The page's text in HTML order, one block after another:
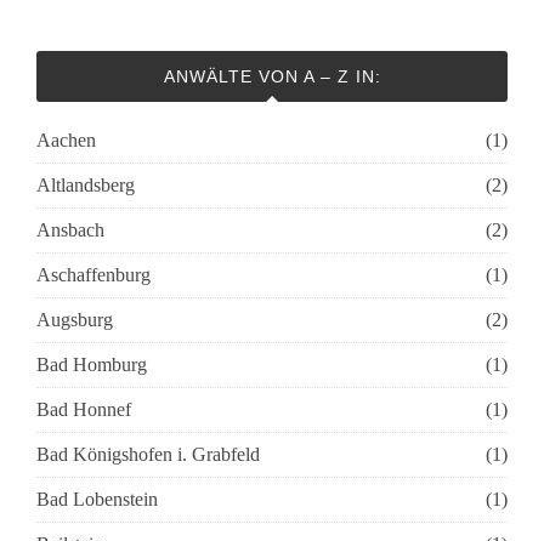
ANWÄLTE VON A – Z IN:
Aachen (1)
Altlandsberg (2)
Ansbach (2)
Aschaffenburg (1)
Augsburg (2)
Bad Homburg (1)
Bad Honnef (1)
Bad Königshofen i. Grabfeld (1)
Bad Lobenstein (1)